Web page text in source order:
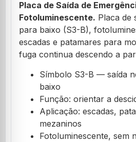
Placa de Saída de
Fotoluminescente. Placa de
para baixo (S3-B),
escadas e patamares para
fuga continua descendo a
Símbolo S3-B — saída
baixo
Função: orientar a
Aplicação: escadas,
mezaninos
Fotoluminescente, sem